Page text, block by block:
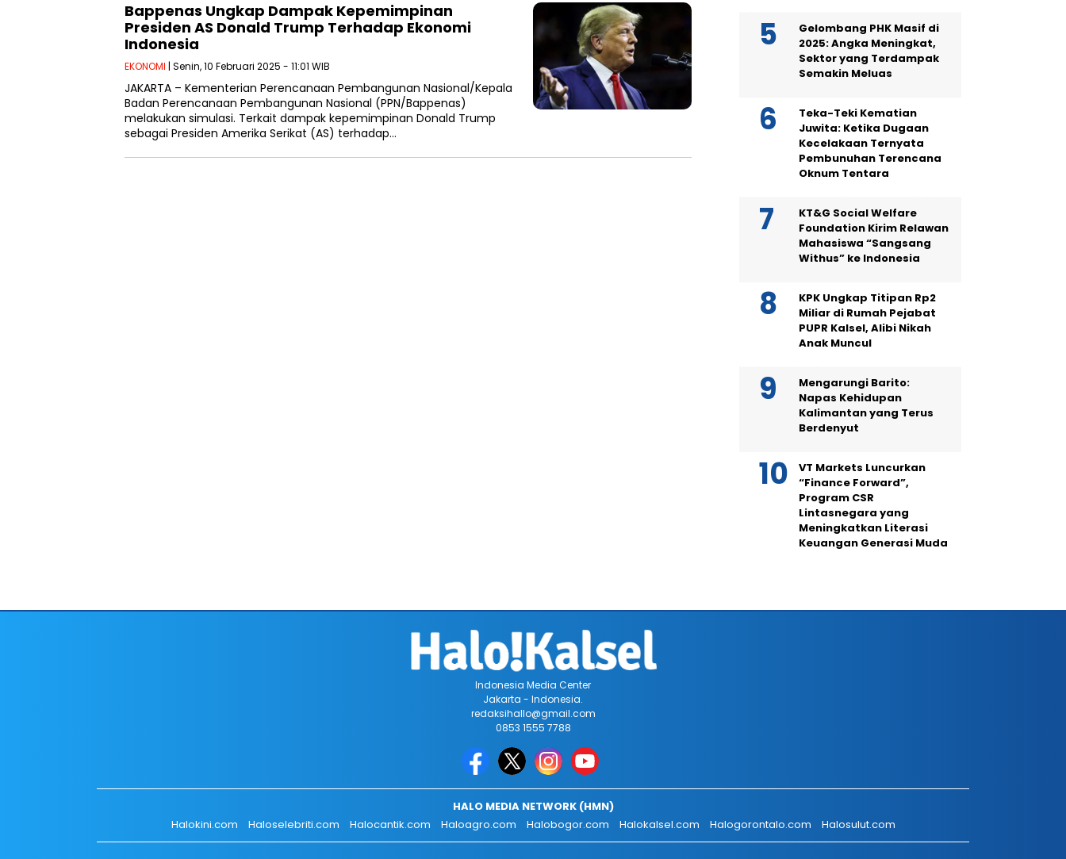
Bappenas Ungkap Dampak Kepemimpinan
Presiden AS Donald Trump Terhadap Ekonomi
Indonesia
EKONOMI | Senin, 10 Februari 2025 - 11:01 WIB
JAKARTA – Kementerian Perencanaan Pembangunan Nasional/Kepala
Badan Perencanaan Pembangunan Nasional (PPN/Bappenas)
melakukan simulasi. Terkait dampak kepemimpinan Donald Trump
sebagai Presiden Amerika Serikat (AS) terhadap…
Gelombang PHK Masif di
2025: Angka Meningkat,
Sektor yang Terdampak
Semakin Meluas
Teka-Teki Kematian
Juwita: Ketika Dugaan
Kecelakaan Ternyata
Pembunuhan Terencana
Oknum Tentara
KT&G Social Welfare
Foundation Kirim Relawan
Mahasiswa “Sangsang
Withus” ke Indonesia
KPK Ungkap Titipan Rp2
Miliar di Rumah Pejabat
PUPR Kalsel, Alibi Nikah
Anak Muncul
Mengarungi Barito:
Napas Kehidupan
Kalimantan yang Terus
Berdenyut
VT Markets Luncurkan
“Finance Forward”,
Program CSR
Lintasnegara yang
Meningkatkan Literasi
Keuangan Generasi Muda
Indonesia Media Center
Jakarta - Indonesia.
redaksihallo@gmail.com
0853 1555 7788
HALO MEDIA NETWORK (HMN)
Halokini.com
Haloselebriti.com Halocantik.com Haloagro.com Halobogor.com Halokalsel.com Halogorontalo.com Halosulut.com